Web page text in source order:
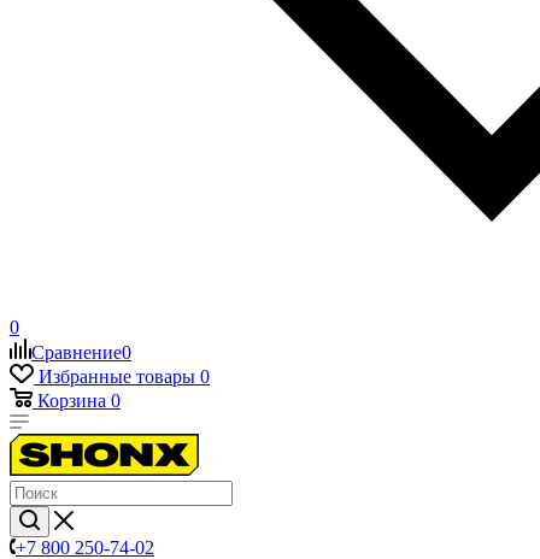
0
Сравнение0
Избранные товары 0
Корзина 0
+7 800 250-74-02